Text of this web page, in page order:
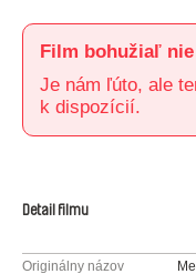
Film bohužiaľ
Je nám ľúto, ale
k dispozícií.
Detail filmu
Originálny názov